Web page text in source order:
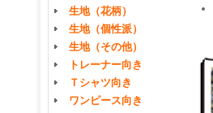
生地（花柄）
生地（個性派）
生地（その他）
トレーナー向き
Ｔシャツ向き
ワンピース向き